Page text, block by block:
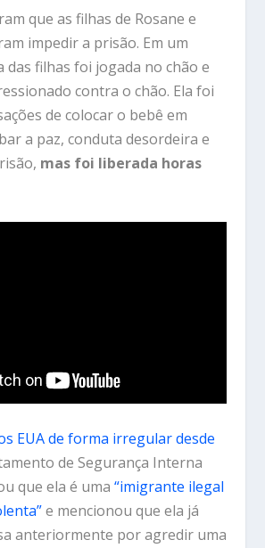
que as filhas de Rosane e
impedir a prisão. Em um
das filhas foi jogada no chão e
contra o chão. Ela foi
de colocar o bebê em
a paz, conduta desordeira e
mas foi liberada horas
EUA de forma irregular desde
de Segurança Interna
que ela é uma“imigrante ilegal
e mencionou que ela já
anteriormente por agredir uma